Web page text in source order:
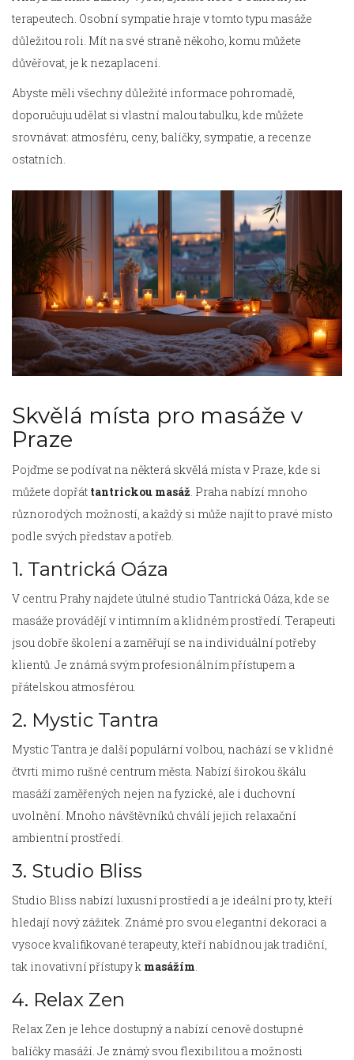
terapeutech. Osobní sympatie hraje v tomto typu masáže
důležitou roli. Mít na své straně někoho, komu můžete
důvěřovat, je k nezaplacení.
Abyste měli všechny důležité informace pohromadě,
doporučuju udělat si vlastní malou tabulku, kde můžete
srovnávat: atmosféru, ceny, balíčky, sympatie, a recenze
ostatních.
Skvělá místa pro masáže v
Praze
Pojďme se podívat na některá skvělá místa v Praze, kde si
můžete dopřát tantrickou masáž. Praha nabízí mnoho
různorodých možností, a každý si může najít to pravé místo
podle svých představ a potřeb.
1. Tantrická Oáza
V centru Prahy najdete útulné studio Tantrická Oáza, kde se
masáže provádějí v intimním a klidném prostředí. Terapeuti
jsou dobře školení a zaměřují se na individuální potřeby
klientů. Je známá svým profesionálním přístupem a
přátelskou atmosférou.
2. Mystic Tantra
Mystic Tantra je další populární volbou, nachází se v klidné
čtvrti mimo rušné centrum města. Nabízí širokou škálu
masáží zaměřených nejen na fyzické, ale i duchovní
uvolnění. Mnoho návštěvníků chválí jejich relaxační
ambientní prostředí.
3. Studio Bliss
Studio Bliss nabízí luxusní prostředí a je ideální pro ty, kteří
hledají nový zážitek. Známé pro svou elegantní dekoraci a
vysoce kvalifikované terapeuty, kteří nabídnou jak tradiční,
tak inovativní přístupy k masážím.
4. Relax Zen
Relax Zen je lehce dostupný a nabízí cenově dostupné
balíčky masáží. Je známý svou flexibilitou a možnosti